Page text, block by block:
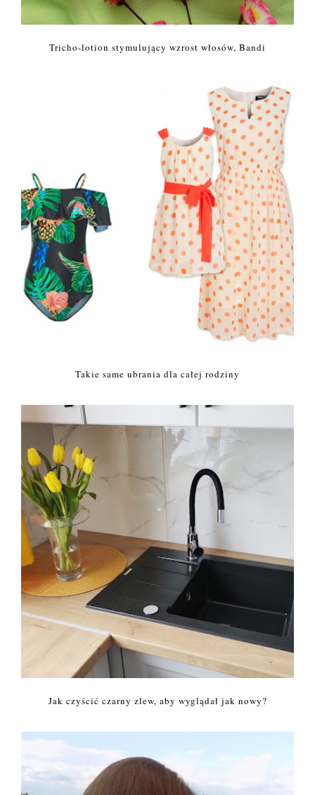
Tricho-lotion stymulujący wzrost włosów, Bandi
Takie same ubrania dla całej rodziny
Jak czyścić czarny zlew, aby wyglądał jak nowy?